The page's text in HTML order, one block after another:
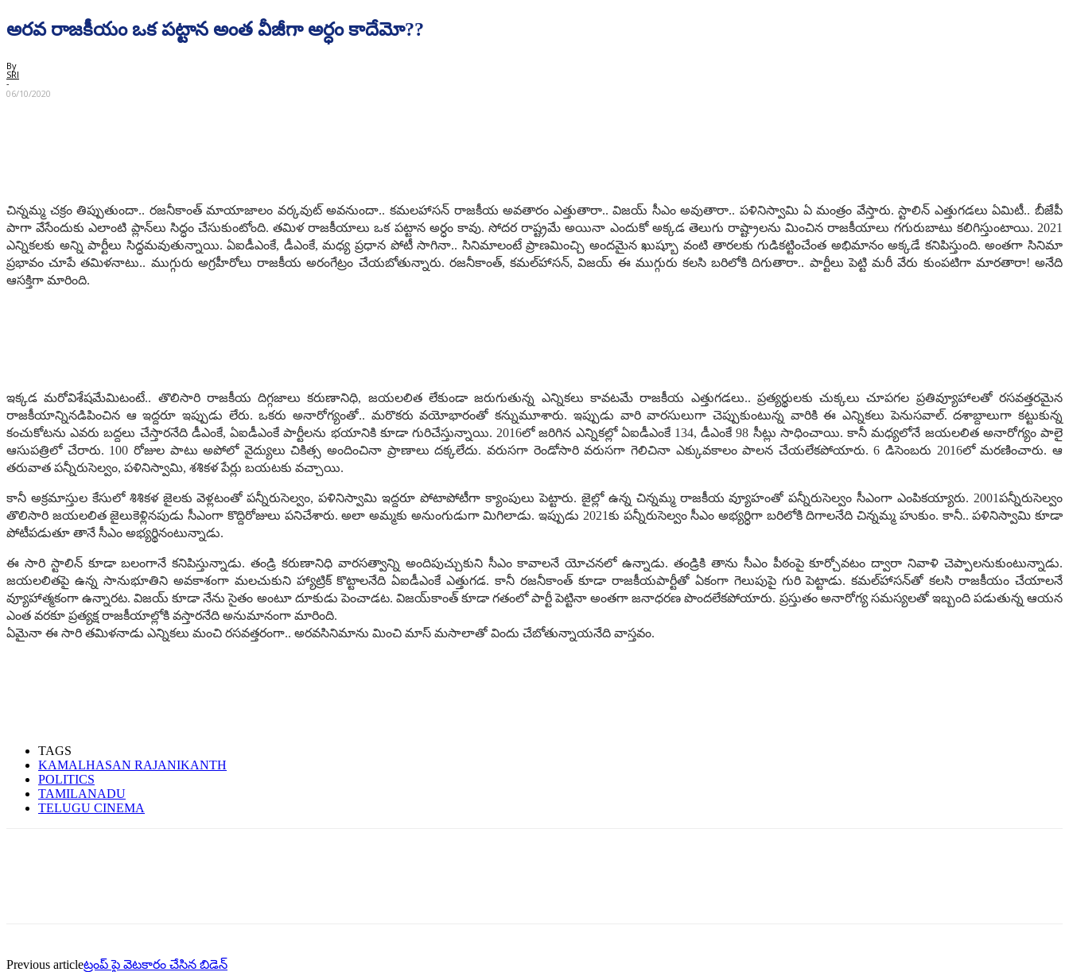
అర‌వ రాజ‌కీయం ఒక ప‌ట్టాన అంత వీజీగా అర్ధం కాదేమో??
By
SRI
-
06/10/2020
చిన్న‌మ్మ చ‌క్రం తిప్పుతుందా.. ర‌జ‌నీకాంత్ మాయాజాలం వ‌ర్క‌వుట్ అవ‌నుందా.. క‌మ‌ల‌హాస‌న్ రాజ‌కీయ అవ‌తారం ఎత్తుతారా.. విజ‌య్ సీఎం అవుతారా.. ప‌ళినిస్వామి ఏ మంత్రం వేస్తారు. స్టాలిన్ ఎత్తుగ‌డ‌లు ఏమిటీ.. బీజేపీ
పాగా వేసేందుకు ఎలాంటి ప్లాన్‌లు సిద్ధం చేసుకుంటోంది. త‌మిళ ‌రాజ‌కీయాలు ఒక ప‌ట్టాన అర్ధం కావు. సోద‌ర రాష్ట్రమే అయినా ఎందుకో అక్క‌డ తెలుగు రాష్ట్రాల‌ను మించిన రాజ‌కీయాలు గ‌గురుబాటు క‌లిగిస్తుంటాయి. 2021
ఎన్నిక‌ల‌కు అన్ని పార్టీలు సిద్ధ‌మ‌వుతున్నాయి. ఏఐడీఎంకే, డీఎంకే, మ‌ధ్య ప్ర‌ధాన పోటీ సాగినా.. సినిమాలంటే ప్రాణ‌మించ్చి అంద‌మైన ఖుష్బూ వంటి తార‌ల‌కు గుడిక‌ట్టించేంత అభిమానం అక్కడే క‌నిపిస్తుంది. అంత‌గా సినిమా
ప్ర‌భావం చూపే త‌మిళ‌నాటు.. ముగ్గురు అగ్ర‌హీరోలు రాజ‌కీయ అరంగేట్రం చేయ‌బోతున్నారు. ర‌జ‌నీకాంత్‌, క‌మ‌ల్‌హాస‌న్‌, విజ‌య్ ఈ ముగ్గురు క‌ల‌సి బ‌రిలోకి దిగుతారా.. పార్టీలు పెట్టి మ‌రీ వేరు కుంప‌టిగా మార‌తారా! అనేది
ఆస‌క్తిగా మారింది.
ఇక్క‌డ మ‌రోవిశేషమేమిటంటే.. తొలిసారి రాజ‌కీయ దిగ్గ‌జాలు క‌రుణానిధి, జ‌య‌ల‌లిత లేకుండా జ‌రుగుతున్న ఎన్నిక‌లు కావ‌ట‌మే రాజ‌కీయ ఎత్తుగ‌డ‌లు.. ప్ర‌త్య‌ర్థుల‌కు చుక్క‌లు చూప‌గ‌ల ప్ర‌తివ్యూహాల‌తో ర‌స‌వ‌త్త‌ర‌మైన
రాజ‌కీయాన్నిన‌డిపించిన ఆ ఇద్ద‌రూ ఇప్పుడు లేరు. ఒక‌రు అనారోగ్యంతో.. మ‌రొక‌రు వ‌యోభారంతో క‌న్నుమూశారు. ఇప్పుడు వారి వార‌సులుగా చెప్పుకుంటున్న వారికి ఈ ఎన్నిక‌లు పెనుస‌వాల్‌. ద‌శాబ్దాలుగా క‌ట్టుకున్న
కంచుకోట‌ను ఎవ‌రు బ‌ద్ద‌లు చేస్తార‌నేది డీఎంకే, ఏఐడీఎంకే పార్టీల‌ను భ‌యానికి కూడా గురిచేస్తున్నాయి. 2016లో జ‌రిగిన ఎన్నిక‌ల్లో ఏఐడీఎంకే 134, డీఎంకే 98 సీట్లు సాధించాయి. కానీ మ‌ధ్య‌లోనే జ‌య‌ల‌లిత అనారోగ్యం పాలై
ఆసుప‌త్రిలో చేరారు. 100 రోజుల పాటు అపోలో వైద్యులు చికిత్స అందించినా ప్రాణాలు దక్క‌లేదు. వ‌రుస‌గా రెండోసారి వ‌రుస‌గా గెలిచినా ఎక్కువ‌కాలం పాల‌న చేయ‌లేక‌పోయారు. 6 డిసెంబ‌రు 2016లో మ‌ర‌ణించారు. ఆ
త‌రువాత ప‌న్నీరుసెల్వం, ప‌ళినిస్వామి, శ‌శిక‌ళ పేర్లు బ‌య‌ట‌కు వ‌చ్చాయి.
కానీ అక్ర‌మాస్తుల కేసులో శిశిక‌ళ జైల‌కు వెళ్ల‌టంతో ప‌న్నీరుసెల్వం, ప‌ళినిస్వామి ఇద్ద‌రూ పోటాపోటీగా క్యాంపులు పెట్టారు. జైల్లో ఉన్న చిన్న‌మ్మ రాజ‌కీయ వ్యూహంతో ప‌న్నీరుసెల్వం సీఎంగా ఎంపిక‌య్యారు. 2001ప‌న్నీరుసెల్వం
తొలిసారి జ‌య‌ల‌లిత జైలుకెళ్లిన‌పుడు సీఎంగా కొద్దిరోజులు ప‌నిచేశారు. అలా అమ్మ‌కు అనుంగుడుగా మిగిలాడు. ఇప్పుడు 2021కు ప‌న్నీరుసెల్వం సీఎం అభ్య‌ర్ధిగా బ‌రిలోకి దిగాల‌నేది చిన్న‌మ్మ హుకుం. కానీ.. ప‌ళినిస్వామి కూడా
పోటీప‌డుతూ తానే సీఎం అభ్య‌ర్థినంటున్నాడు.
ఈ సారి స్టాలిన్ కూడా బ‌లంగానే క‌నిపిస్తున్నాడు. తండ్రి క‌రుణానిధి వార‌స‌త్వాన్ని అందిపుచ్చుకుని సీఎం కావాల‌నే యోచ‌న‌లో ఉన్నాడు. తండ్రికి తాను సీఎం పీఠంపై కూర్చోవ‌టం ద్వారా నివాళి చెప్పాల‌నుకుంటున్నాడు.
జ‌య‌ల‌లిత‌పై ఉన్న సానుభూతిని అవ‌కాశంగా మ‌ల‌చుకుని హ్యాట్రిక్ కొట్టాల‌నేది ఏఐడీఎంకే ఎత్తుగ‌డ‌. కానీ ర‌జ‌నీకాంత్ కూడా రాజ‌కీయ‌పార్టీతో ఏకంగా గెలుపుపై గురి పెట్టాడు. క‌మ‌ల్‌హాస‌న్‌తో క‌ల‌సి రాజ‌కీయం చేయాల‌నే
వ్యూహాత్మ‌కంగా ఉన్నార‌ట‌. విజ‌య్ కూడా నేను సైతం అంటూ దూకుడు పెంచాడ‌ట‌. విజ‌య్‌కాంత్ కూడా గ‌తంలో పార్టీ పెట్టినా అంత‌గా జ‌నాధ‌ర‌ణ పొంద‌లేక‌పోయారు. ప్ర‌స్తుతం అనారోగ్య స‌మ‌స్య‌ల‌తో ఇబ్బంది ప‌డుతున్న ఆయ‌న
ఎంత వ‌ర‌కూ ప్ర‌త్య‌క్ష రాజ‌కీయాల్లోకి వ‌స్తార‌నేది అనుమానంగా మారింది.
ఏమైనా ఈ సారి త‌మిళ‌నాడు ఎన్నిక‌లు మంచి ర‌స‌వ‌త్త‌రంగా.. అర‌వ‌సినిమాను మించి మాస్ మ‌సాలాతో విందు చేబోతున్నాయ‌నేది వాస్త‌వం.
TAGS
KAMALHASAN RAJANIKANTH
POLITICS
TAMILANADU
TELUGU CINEMA
Previous articleట్రంప్ పై వెటకారం చేసిన బిడెన్